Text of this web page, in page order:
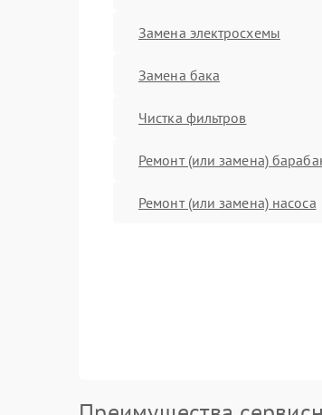
Замена электросхемы
Замена бака
Чистка фильтров
Ремонт (или замена)
Ремонт (или замена) насоса